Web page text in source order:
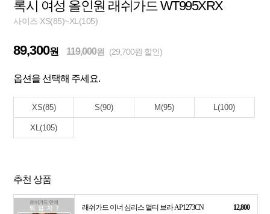
록시 여성 올인원 래쉬가드 WT995XRX
사이즈 XS(85)~XL(105)
89,300원 119,000원 (29,700원 할인)
옵션을 선택해 주세요.
XS(85) S(90) M(95) L(100)
XL(105)
추천 상품
래쉬가드 이너 심리스 멀티 브라 AP1273CN 12,800